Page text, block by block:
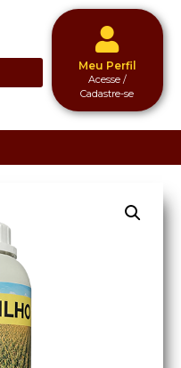
Meu Perfil
Acesse /
Cadastre-se